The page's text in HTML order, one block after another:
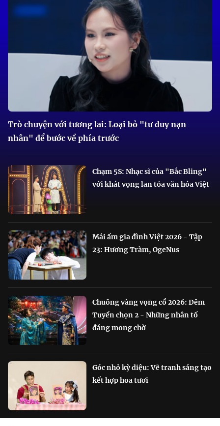
Trò chuyện với tương lai: Loại bỏ "tư duy nạn
nhân" để bước về phía trước
Chạm 5S: Nhạc sĩ của "Bắc Bling"
với khát vọng lan tỏa văn hóa Việt
Mái ấm gia đình Việt 2026 - Tập
23: Hương Tràm, OgeNus
Chuông vàng vọng cổ 2026: Đêm
Tuyển chọn 2 - Những nhân tố
đáng mong chờ
Góc nhỏ kỳ diệu: Vẽ tranh sáng tạo
kết hợp hoa tươi